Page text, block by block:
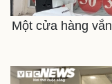
Một cửa hàng